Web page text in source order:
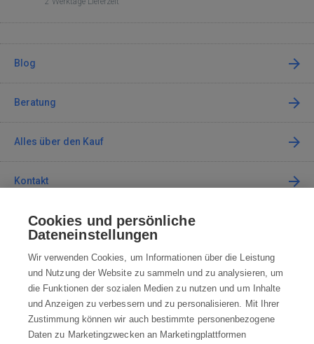
Blog
Beratung
Alles über den Kauf
Kontakt
Kontaktieren Sie uns
info@robotworld.at
+49 25 197 159 962 Mo-Fr 8:00—16:00 Uhr
ALLE KONTAKTE
Cookies und persönliche
Dateneinstellungen
Wir verwenden Cookies, um Informationen über die Leistung
und Nutzung der Website zu sammeln und zu analysieren, um
die Funktionen der sozialen Medien zu nutzen und um Inhalte
und Anzeigen zu verbessern und zu personalisieren. Mit Ihrer
Zustimmung können wir auch bestimmte personenbezogene
Daten zu Marketingzwecken an Marketingplattformen